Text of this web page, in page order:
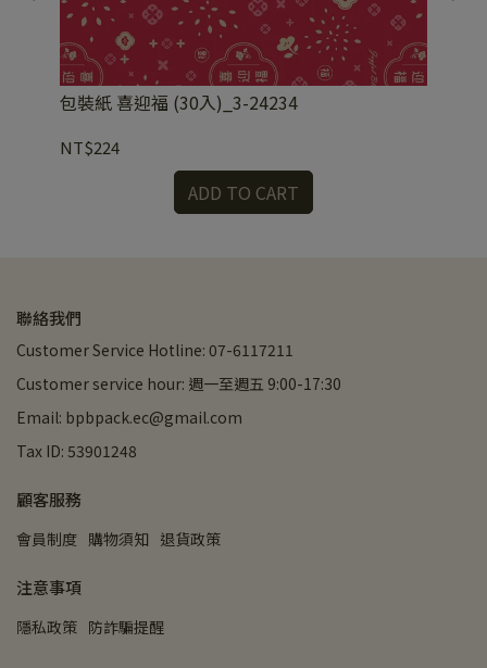
包裝紙 喜迎福 (30入)_3-24234
NT$224
ADD TO CART
聯絡我們
Customer Service Hotline: 07-6117211
Customer service hour: 週一至週五 9:00-17:30
Email: bpbpack.ec@gmail.com
Tax ID: 53901248
顧客服務
會員制度 購物須知 退貨政策
注意事項
隱私政策 防詐騙提醒